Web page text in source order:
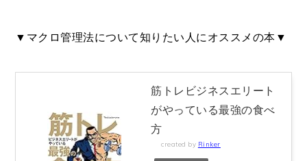
▼マクロ管理法について知りたい人にオススメの本▼
筋トレビジネスエリート
がやっている最強の食べ
方
created by Rinker